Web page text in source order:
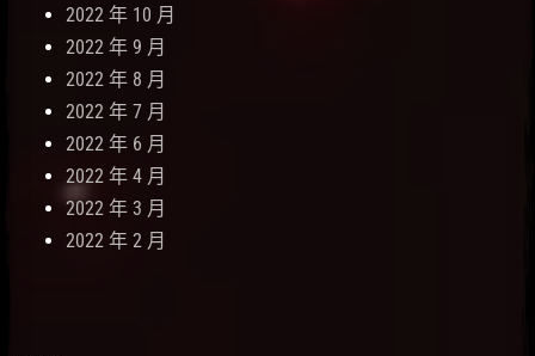
2022 年 10 月
2022 年 9 月
2022 年 8 月
2022 年 7 月
2022 年 6 月
2022 年 4 月
2022 年 3 月
2022 年 2 月